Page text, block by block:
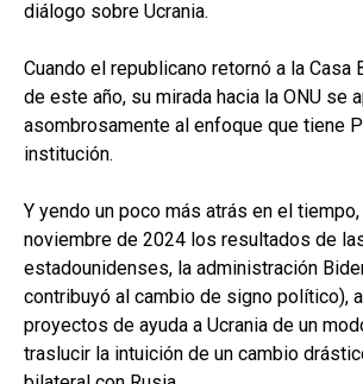
diálogo sobre Ucrania.
Cuando el republicano retornó a la Casa
de este año, su mirada hacia la ONU se
asombrosamente al enfoque que tiene
institución.
Y yendo un poco más atrás en el
noviembre de 2024 los resultados de
estadounidenses, la administración
contribuyó al cambio de signo político),
proyectos de ayuda a Ucrania de un
traslucir la intuición de un cambio